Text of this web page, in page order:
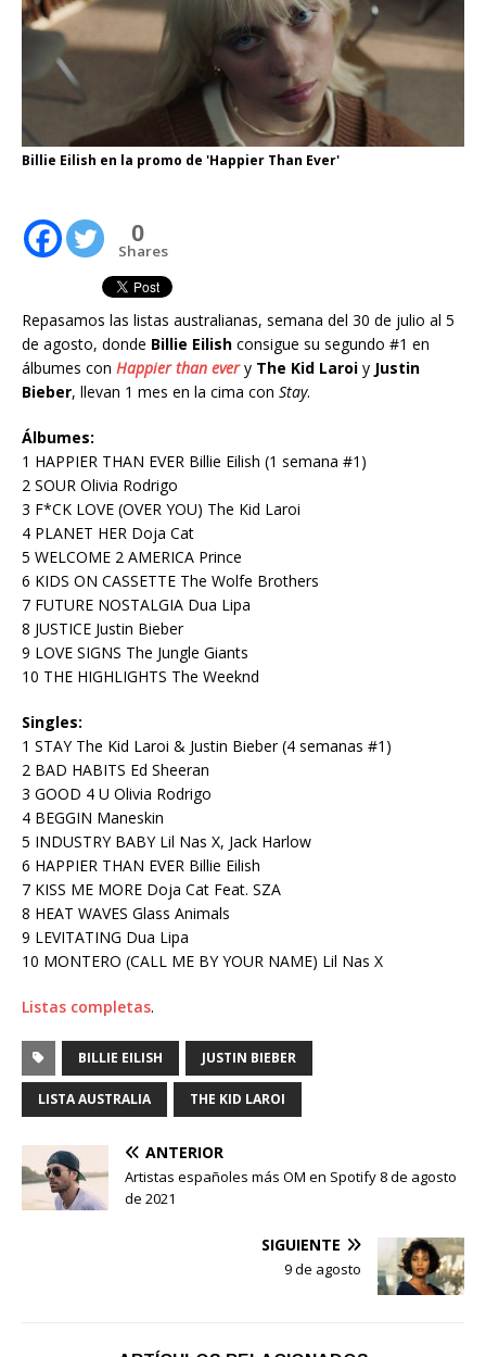
Billie Eilish en la promo de 'Happier Than Ever'
0
Shares
Repasamos las listas australianas, semana del 30 de julio al 5
de agosto, donde Billie Eilish consigue su segundo #1 en
álbumes con Happier than ever y The Kid Laroi y Justin
Bieber, llevan 1 mes en la cima con Stay.
Álbumes:
1 HAPPIER THAN EVER Billie Eilish (1 semana #1)
2 SOUR Olivia Rodrigo
3 F*CK LOVE (OVER YOU) The Kid Laroi
4 PLANET HER Doja Cat
5 WELCOME 2 AMERICA Prince
6 KIDS ON CASSETTE The Wolfe Brothers
7 FUTURE NOSTALGIA Dua Lipa
8 JUSTICE Justin Bieber
9 LOVE SIGNS The Jungle Giants
10 THE HIGHLIGHTS The Weeknd
Singles:
1 STAY The Kid Laroi & Justin Bieber (4 semanas #1)
2 BAD HABITS Ed Sheeran
3 GOOD 4 U Olivia Rodrigo
4 BEGGIN Maneskin
5 INDUSTRY BABY Lil Nas X, Jack Harlow
6 HAPPIER THAN EVER Billie Eilish
7 KISS ME MORE Doja Cat Feat. SZA
8 HEAT WAVES Glass Animals
9 LEVITATING Dua Lipa
10 MONTERO (CALL ME BY YOUR NAME) Lil Nas X
Listas completas.
BILLIE EILISH JUSTIN BIEBER
LISTA AUSTRALIA THE KID LAROI
ANTERIOR
Artistas españoles más OM en Spotify 8 de agosto
de 2021
SIGUIENTE
9 de agosto